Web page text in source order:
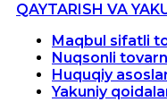
QAYTARISH VA
Maqbul sifatli
Nuqsonli
Huquqiy
Yakuniy